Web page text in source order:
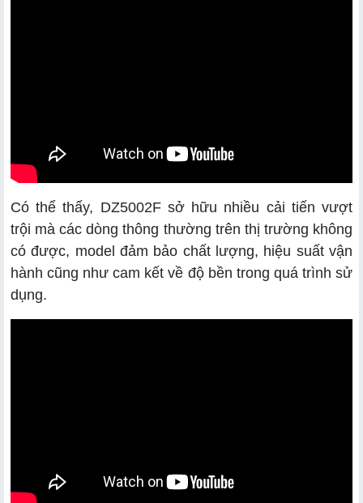
Có thể thấy, DZ5002F sở hữu nhiều cải tiến vượt
trội mà các dòng thông thường trên thị trường không
có được, model đảm bảo chất lượng, hiệu suất vận
hành cũng như cam kết về độ bền trong quá trình sử
dụng.